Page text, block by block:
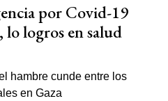
por Covid-19
lo logros en salud